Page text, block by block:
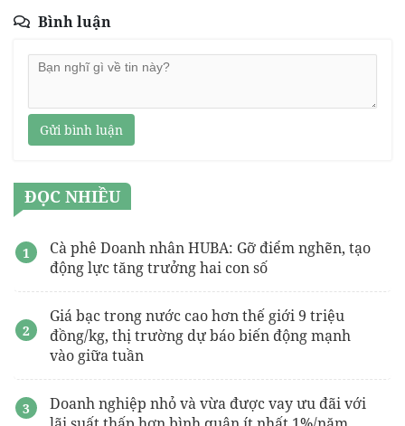
Bình luận
Gửi bình luận
ĐỌC NHIỀU
Cà phê Doanh nhân HUBA: Gỡ điểm nghẽn, tạo
động lực tăng trưởng hai con số
Giá bạc trong nước cao hơn thế giới 9 triệu
đồng/kg, thị trường dự báo biến động mạnh
vào giữa tuần
Doanh nghiệp nhỏ và vừa được vay ưu đãi với